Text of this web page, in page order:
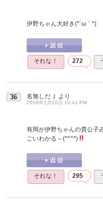
伊野ちゃん大好き(*´ω｀*)
それな！ 272
36 名無しだＪ より
2016年1月26日 10:41 PM
有岡が伊野ちゃんの貴公子
ごいわかる～(*^^*)
それな！ 295